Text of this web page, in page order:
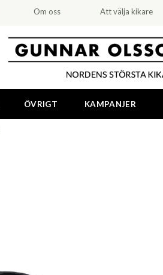
Om oss Att välja kikare
ÖVRIGT KAMPANJER